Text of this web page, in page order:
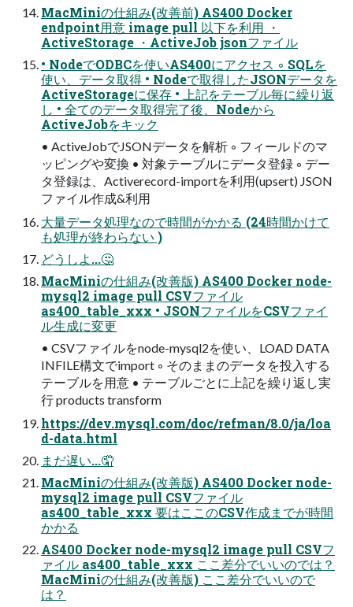
MacMiniの仕組み(改善前) AS400 Docker
endpoint用意 image pull 以下を利用 ・
ActiveStorage ・ActiveJob jsonファイル
• NodeでODBCを使いAS400にアクセス ◦ SQLを
使い、データ取得 • Nodeで取得したJSONデータを
ActiveStorageに保存 • 上記をテーブル毎に繰り返
し • 全てのデータ取得完了後、Nodeから
ActiveJobをキック
• ActiveJobでJSONデータを解析 ◦ フィールドのマ
ッピングや変換 • 対象テーブルにデータ登録 ◦ デー
タ登録は、Activerecord-importを利用(upsert) JSON
ファイル作成&利用
大量データ処理なので時間がかかる (24時間かけて
も処理が終わらない )
どうしよ...🤔
MacMiniの仕組み(改善版) AS400 Docker node-
mysql2 image pull CSVファイル
as400_table_xxx • JSONファイルをCSVファイ
ル生成に変更
• CSVファイルをnode-mysql2を使い、LOAD DATA
INFILE構文でimport ◦ そのままのデータを投入する
テーブルを用意 • テーブルごとに上記を繰り返し実
行 products transform
https://dev.mysql.com/doc/refman/8.0/ja/loa
d-data.html
まだ遅い...🤦
MacMiniの仕組み(改善版) AS400 Docker node-
mysql2 image pull CSVファイル
as400_table_xxx 要はここのCSV作成までが時間
かかる
AS400 Docker node-mysql2 image pull CSVフ
ァイル as400_table_xxx ここ差分でいいのでは？
MacMiniの仕組み(改善版) ここ差分でいいので
は？